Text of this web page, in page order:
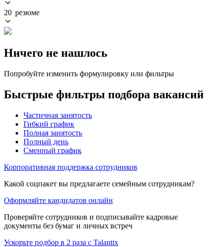
20 резюме
Ничего не нашлось
Попробуйте изменить формулировку или фильтры
Быстрые фильтры подбора вакансий
Частичная занятость
Гибкий график
Полная занятость
Полный день
Сменный график
Корпоративная поддержка сотрудников
Какой соцпакет вы предлагаете семейным сотрудникам?
Оформляйте кандидатов онлайн
Проверяйте сотрудников и подписывайте кадровые
документы без бумаг и личных встреч
Ускорьте подбор в 2 раза с Talantix